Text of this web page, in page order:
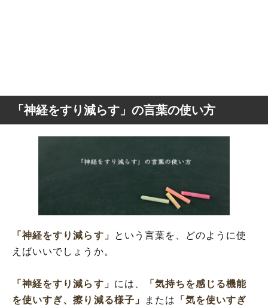
「神経をすり減らす」の言葉の使い方
「神経をすり減らす」
という言葉を、どのように使
えばいいでしょうか。
「神経をすり減らす」 には、
「気持ちを感じる機能
を使いすぎ、擦り減る様子」
または
「気を使いすぎ